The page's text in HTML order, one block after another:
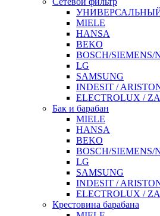
MIELE
HANSA
BEKO
BOSCH/SIEMENS/
LG
SAMSUNG
INDESIT /
ELECTROLUX /
Бак и барабан
MIELE
HANSA
BEKO
BOSCH/SIEMENS/
LG
SAMSUNG
INDESIT /
ELECTROLUX /
Крестовина барабана